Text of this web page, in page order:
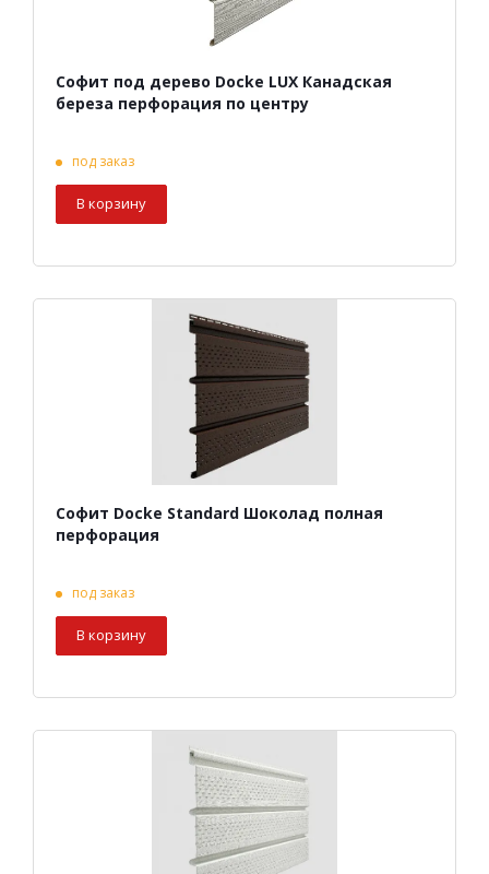
Софит под дерево Docke LUX Канадская
береза перфорация по центру
под заказ
В корзину
Софит Docke Standard Шоколад полная
перфорация
под заказ
В корзину